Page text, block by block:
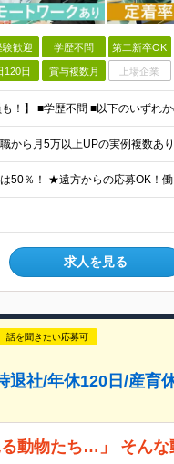
験歓迎 学歴不問 第二新卒OK
120日 賞与複数月 上場企業
求人を見る
話を聞きたい応募可
退社/年休120日/産育
動物たち…」 そん